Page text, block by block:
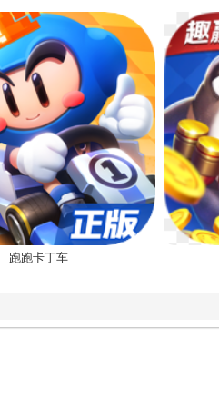
跑跑卡丁车